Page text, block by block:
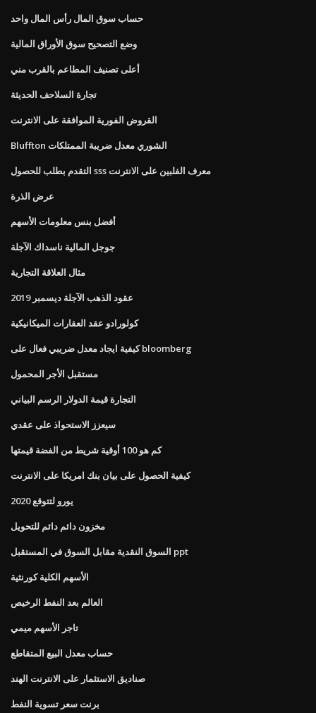
حساب سوق المال رأس المال واحد
وضع التصحيح سوق الأوراق المالية
أعلى تصنيف المطاعم بالقرب مني
تجارة السلاحف الحديثة
القروض الفورية الموافقة على الانترنت
Bluffton الشوري معدل ضريبة الممتلكات
التقدم بطلب للحصول sss معرف الفلبين على الانترنت
عرض الذرة
أفضل بنس معلومات الأسهم
جوجل المالية ناسداك الآجلة
مثال العلاقة التجارية
عقود الذهب الآجلة ديسمبر 2019
كولورادو عقد العقارات الميكانيكية
كيفية ايجاد معدل ضريبي فعال على bloomberg
مستقبل الأجر المحمول
التجارة قيمة الدولار الرسم البياني
سيعزز الاستحواذ على عقدي
كم هو 100 أوقية شريط من الفضة قيمتها
كيفية الحصول على بيان بنك امريكا على الانترنت
يورو لتتوقع 2020
مخزون دائم دائم للتحويل
السوق النقدية مقابل السوق في المستقبل ppt
الأسهم الكلية كورنثية
العالم بعد النفط الرخيص
تاجر الأسهم ميمي
حساب معدل البيع المتقاطع
صناديق الاستثمار على الانترنت الهند
برنت سعر تسوية النفط